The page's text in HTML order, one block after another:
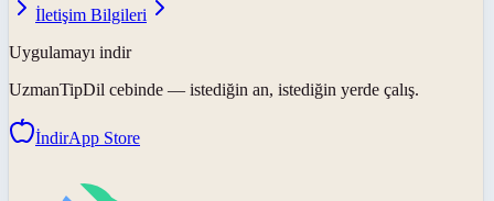
İletişim Bilgileri
Uygulamayı indir
UzmanTipDil cebinde — istediğin an, istediğin yerde çalış.
İndirApp Store